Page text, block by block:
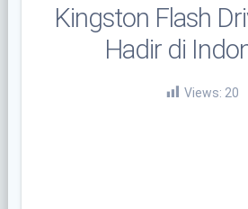
Kingston Flash
Hadir di
Views: 20